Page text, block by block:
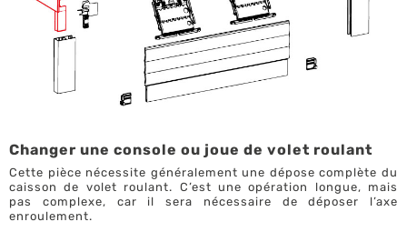
Changer une console ou joue de volet roulant
Cette pièce nécessite généralement une dépose complète du
caisson de volet roulant. C’est une opération longue, mais
pas complexe, car il sera nécessaire de déposer l’axe
enroulement.